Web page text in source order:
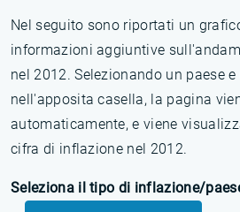
Nel seguito sono riportati un
informazioni aggiuntive
nel 2012. Selezionando un paese
nell'apposita casella, la pagina
automaticamente, e viene
cifra di inflazione nel 2012.
Seleziona il tipo di inflazione/